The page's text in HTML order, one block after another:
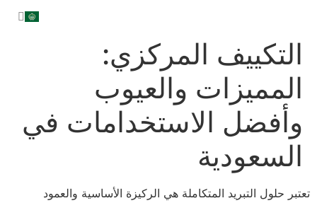
التكييف المركزي:
المميزات والعيوب
وأفضل الاستخدامات في
السعودية
تعتبر حلول التبريد المتكاملة هي الركيزة الأساسية والعمود